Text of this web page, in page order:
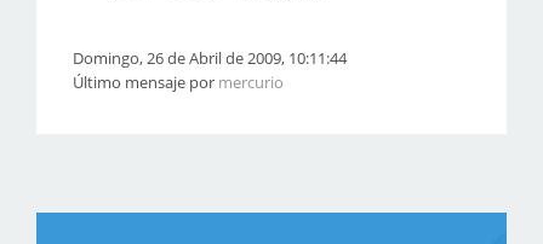
Domingo, 26 de Abril de 2009, 10:11:44
Último mensaje por mercurio